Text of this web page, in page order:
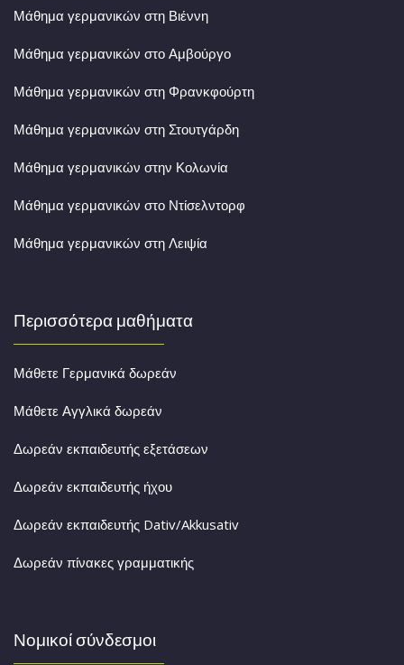
Μάθημα γερμανικών στη Βιέννη
Μάθημα γερμανικών στο Αμβούργο
Μάθημα γερμανικών στη Φρανκφούρτη
Μάθημα γερμανικών στη Στουτγάρδη
Μάθημα γερμανικών στην Κολωνία
Μάθημα γερμανικών στο Ντίσελντορφ
Μάθημα γερμανικών στη Λειψία
Περισσότερα μαθήματα
Μάθετε Γερμανικά δωρεάν
Μάθετε Αγγλικά δωρεάν
Δωρεάν εκπαιδευτής εξετάσεων
Δωρεάν εκπαιδευτής ήχου
Δωρεάν εκπαιδευτής Dativ/Akkusativ
Δωρεάν πίνακες γραμματικής
Νομικοί σύνδεσμοι